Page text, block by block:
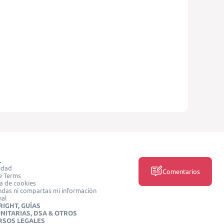
Terms
de cookies
ni compartas mi información
GUÍAS
DSA & OTROS
LEGALES
Comentarios